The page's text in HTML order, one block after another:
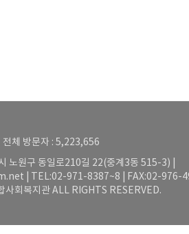
체 방문자 : 5,223,656
노원구 동일로210길 22(중계3동 515-3) |
| TEL:02-971-8387~8 | FAX:02-976-
사회복지관 ALL RIGHTS RESERVED.